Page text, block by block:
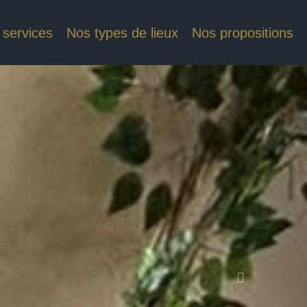
Nos types de lieux Nos propositions